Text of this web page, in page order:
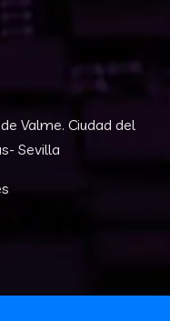
Valme. Ciudad del
Sevilla